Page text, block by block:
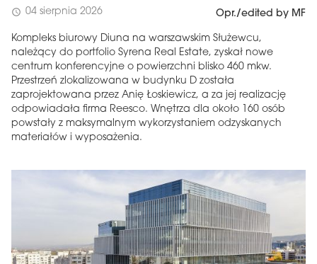
schedule 04 sierpnia 2026 Opr./edited by MF
Kompleks biurowy Diuna na warszawskim Służewcu,
należący do portfolio Syrena Real Estate, zyskał nowe
centrum konferencyjne o powierzchni blisko 460 mkw.
Przestrzeń zlokalizowana w budynku D została
zaprojektowana przez Anię Łoskiewicz, a za jej realizację
odpowiadała firma Reesco. Wnętrza dla około 160 osób
powstały z maksymalnym wykorzystaniem odzyskanych
materiałów i wyposażenia.